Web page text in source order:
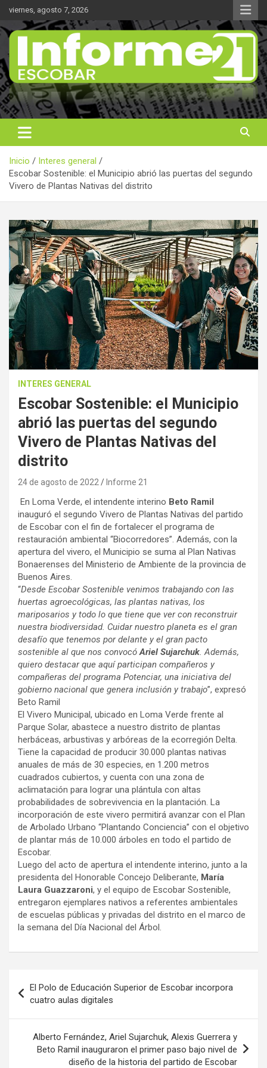
Saltar
contenido
viernes, agosto 7, 2026
Informe 21
Noticas reales
Inicio
Interes general
Escobar Sostenible: el Municipio abrió las puertas del segundo
Vivero de Plantas Nativas del distrito
INTERES GENERAL
Escobar Sostenible: el Municipio
abrió las puertas del segundo
Vivero de Plantas Nativas del
distrito
24 de agosto de 2022 Informe 21
En Loma Verde, el intendente interino Beto Ramil
inauguró el segundo Vivero de Plantas Nativas del partido
de Escobar con el fin de fortalecer el programa de
restauración ambiental “Biocorredores”. Además, con la
apertura del vivero, el Municipio se suma al Plan Nativas
Bonaerenses del Ministerio de Ambiente de la provincia de
Buenos Aires.
“Desde Escobar Sostenible venimos trabajando con las
huertas agroecológicas, las plantas nativas, los
mariposarios y todo lo que tiene que ver con reconstruir
nuestra biodiversidad. Cuidar nuestro planeta es el gran
desafío que tenemos por delante y el gran pacto
sostenible al que nos convocóAriel Sujarchuk. Además,
quiero destacar que aquí participan compañeros y
compañeras del programa Potenciar, una iniciativa del
gobierno nacional que genera inclusión y trabajo”, expresó
Beto Ramil
El Vivero Municipal, ubicado en Loma Verde frente al
Parque Solar, abastece a nuestro distrito de plantas
herbáceas, arbustivas y arbóreas de la ecorregión Delta.
Tiene la capacidad de producir 30.000 plantas nativas
anuales de más de 30 especies, en 1.200 metros
cuadrados cubiertos, y cuenta con una zona de
aclimatación para lograr una plántula con altas
probabilidades de sobrevivencia en la plantación. La
incorporación de este vivero permitirá avanzar con el Plan
de Arbolado Urbano “Plantando Conciencia” con el objetivo
de plantar más de 10.000 árboles en todo el partido de
Escobar.
Luego del acto de apertura el intendente interino, junto a la
presidenta del Honorable Concejo Deliberante, María
Laura Guazzaroni, y el equipo de Escobar Sostenible,
entregaron ejemplares nativos a referentes ambientales
de escuelas públicas y privadas del distrito en el marco de
la semana del Día Nacional del Árbol.
de
entradas
El Polo de Educación Superior de Escobar incorpora
cuatro aulas digitales
Alberto Fernández, Ariel Sujarchuk, Alexis Guerrera y
Beto Ramil inauguraron el primer paso bajo nivel de
diseño de la historia del partido de Escobar